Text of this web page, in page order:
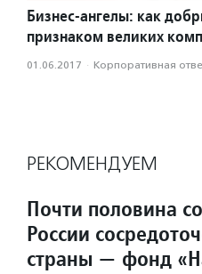
Бизнес-ангелы: как
признаком великих
01.06.2017 · Корпоративная
РЕКОМЕНДУЕМ
Почти половина
России
страны — фонд